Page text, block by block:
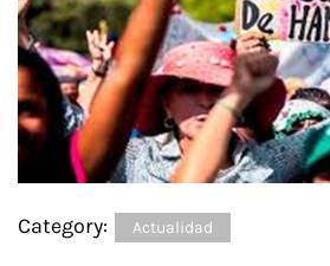
Category: Actualidad